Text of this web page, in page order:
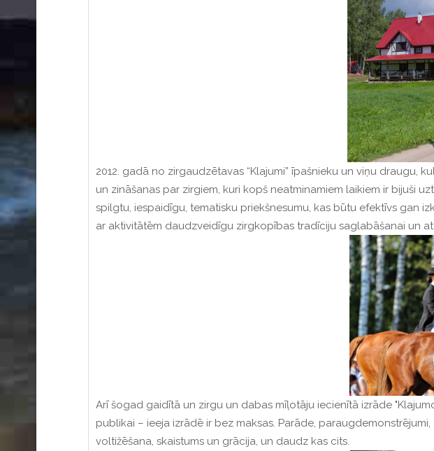
2012. gadā no zirgaudzētavas “Klajumi” īpašnieku un viņu draugu,
un zināšanas par zirgiem, kuri kopš neatminamiem laikiem ir bijuši
spilgtu, iespaidīgu, tematisku priekšnesumu, kas būtu efektīvs gan
ar aktivitātēm daudzveidīgu zirgkopības tradīciju saglabāšanai un
Arī šogad gaidītā un zirgu un dabas mīļotāju iecienītā izrāde
publikai – ieeja izrādē ir bez maksas. Parāde,
voltižēšana, skaistums un grācija, un daudz kas cits.